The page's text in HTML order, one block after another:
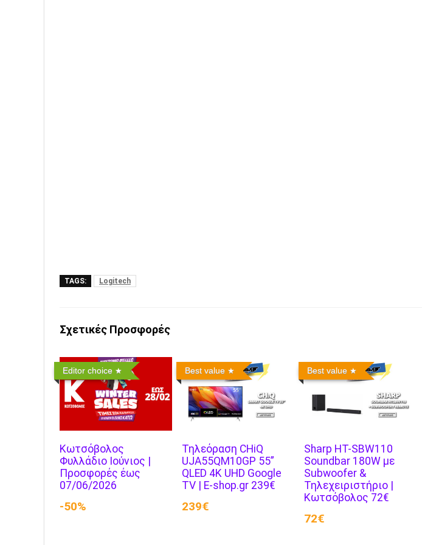
TAGS: Logitech
Σχετικές Προσφορές
Editor choice
Κωτσόβολος
Φυλλάδιο Ιούνιος |
Προσφορές έως
07/06/2026
-50%
Best value
Τηλεόραση CHiQ
UJA55QM10GP 55”
QLED 4K UHD Google
TV | E-shop.gr 239€
239€
Best value
Sharp HT-SBW110
Soundbar 180W με
Subwoofer &
Τηλεχειριστήριο |
Κωτσόβολος 72€
72€